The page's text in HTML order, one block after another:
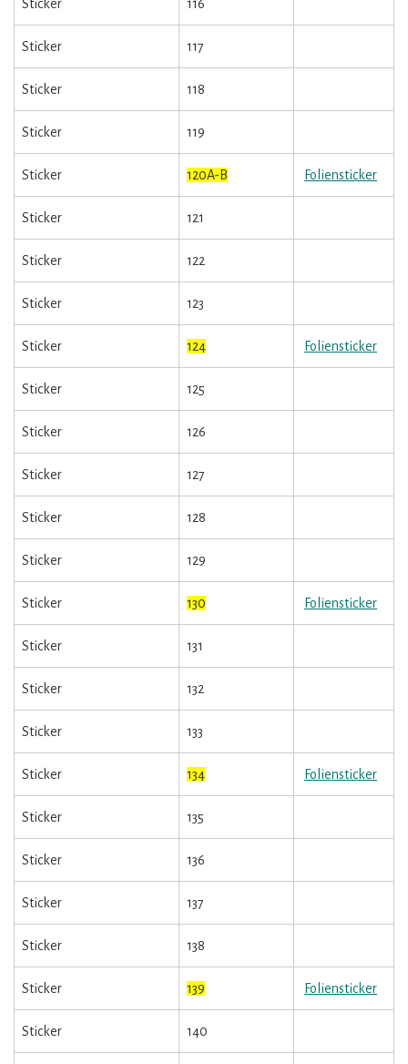
Sticker 116
Sticker 117
Sticker 118
Sticker 119
Sticker 120A-B Foliensticker
Sticker 121
Sticker 122
Sticker 123
Sticker 124 Foliensticker
Sticker 125
Sticker 126
Sticker 127
Sticker 128
Sticker 129
Sticker 130 Foliensticker
Sticker 131
Sticker 132
Sticker 133
Sticker 134 Foliensticker
Sticker 135
Sticker 136
Sticker 137
Sticker 138
Sticker 139 Foliensticker
Sticker 140